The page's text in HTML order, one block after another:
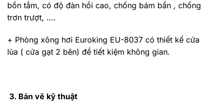
bồn tắm, có độ đàn hồi cao, chống bám bẩn , chống
trơn trượt, ….
+ Phòng xông hơi Euroking EU-8037 có thiết kế cửa
lùa ( cửa gạt 2 bên) để tiết kiệm không gian.
3. Bản vẽ kỹ thuật